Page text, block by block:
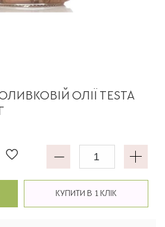
ОЛІЇ TESTA
КУПИТИ В 1 КЛІК